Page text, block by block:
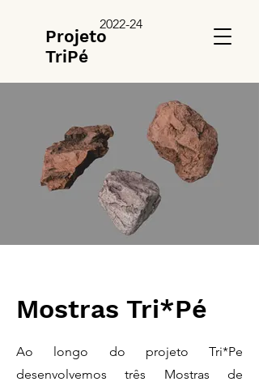
Projeto
TriPé
2022-24
Mostras Tri*Pé
Ao longo do projeto Tri*Pe
desenvolvemos três Mostras de